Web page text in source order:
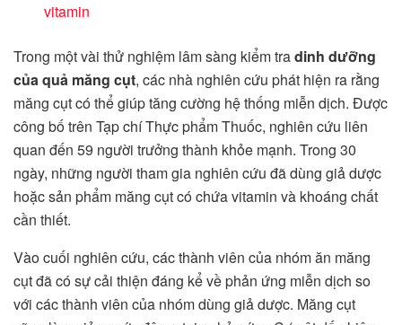
vitamin
Trong một vài thử nghiệm lâm sàng kiểm tradinh dưỡng
của quả măng cụt, các nhà nghiên cứu phát hiện ra rằng
măng cụt có thể giúp tăng cường hệ thống miễn dịch. Được
công bố trên Tạp chí Thực phẩm Thuốc, nghiên cứu liên
quan đến 59 người trưởng thành khỏe mạnh. Trong 30
ngày, những người tham gia nghiên cứu đã dùng giả dược
hoặc sản phẩm măng cụt có chứa vitamin và khoáng chất
cần thiết.
Vào cuối nghiên cứu, các thành viên của nhóm ăn măng
cụt đã có sự cải thiện đáng kể về phản ứng miễn dịch so
với các thành viên của nhóm dùng giả dược. Măng cụt